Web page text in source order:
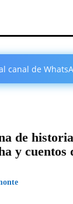
canal de
de
y cuentos